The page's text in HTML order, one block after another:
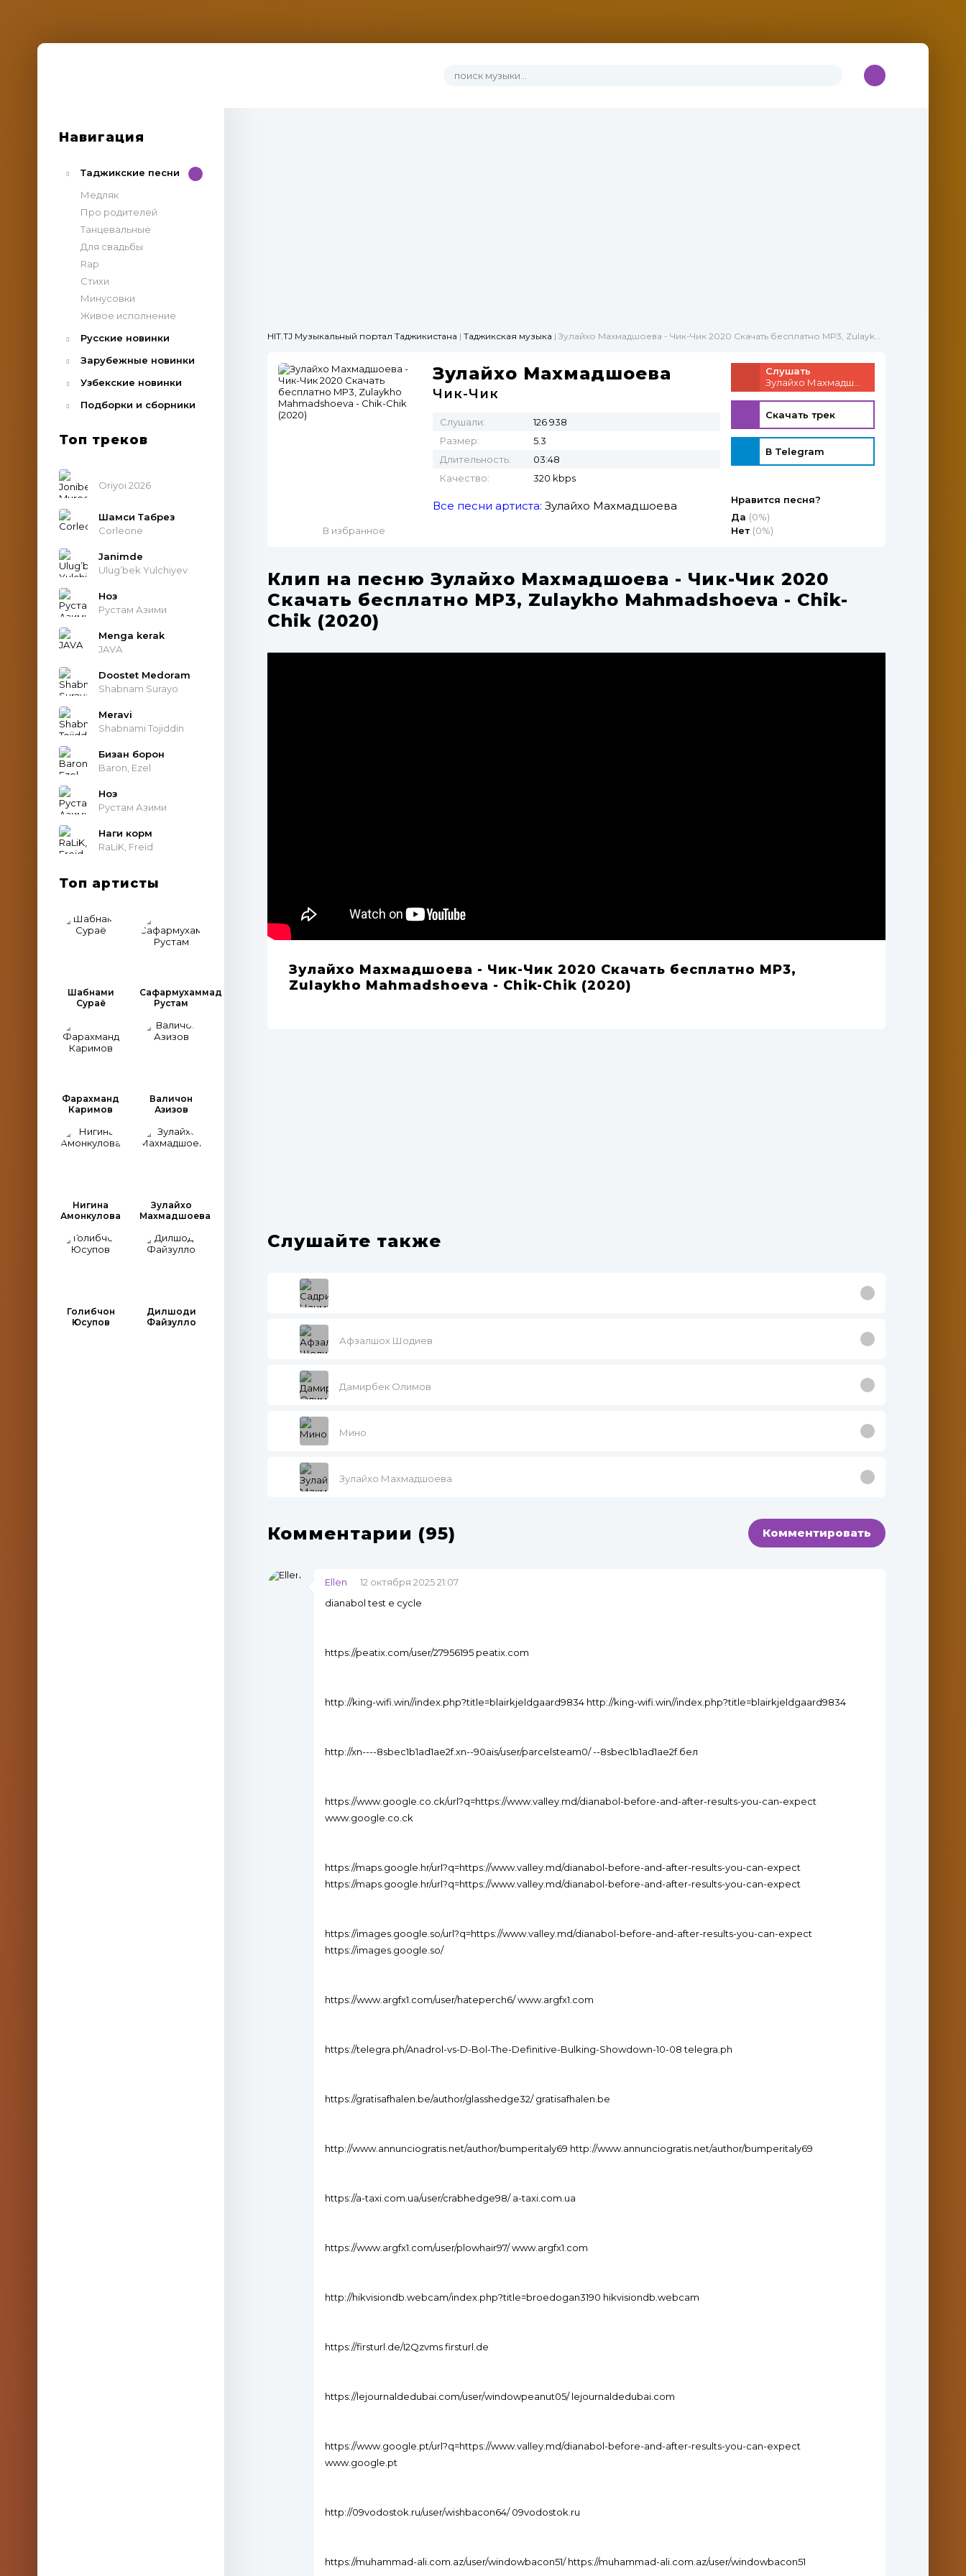
Навигация
Таджикские песни
Медляк
Про родителей
Танцевальные
Для свадьбы
Rap
Стихи
Минусовки
Живое исполнение
Русские новинки
Зарубежные новинки
Узбекские новинки
Подборки и сборники
Топ треков
Oriyoi 2026
Шамси Табрез
Corleone
Janimde
Ulug’bek Yulchiyev
Ноз
Рустам Азими
Menga kerak
JAVA
Doostet Medoram
Shabnam Surayo
Meravi
Shabnami Tojiddin
Бизан борон
Baron, Ezel
Ноз
Рустам Азими
Наги корм
RaLiK, Freid
Топ артисты
Шабнами
Сураё
Сафармухаммад
Рустам
Фарахманд
Каримов
Валичон
Азизов
Нигина
Амонкулова
Зулайхо
Махмадшоева
Голибчон
Юсупов
Дилшоди
Файзулло
HIT.TJ Музыкальный портал Таджикистана | Таджикская музыка | Зулайхо Махмадшоева - Чик-Чик 2020 Скачать бесплатно MP3, Zulaykho Mahmadshoeva - Chik-Chik (2020)
В избранное
Зулайхо Махмадшоева
Чик-Чик
Слушали:
126 938
Размер:
5.3
Длительность:
03:48
Качество:
320 kbps
Все песни артиста: Зулайхо Махмадшоева
Слушать
Скачать трек
В Telegram
Нравится песня?
Да (0%)
Нет (0%)
Клип на песню Зулайхо Махмадшоева - Чик-Чик 2020
Скачать бесплатно MP3, Zulaykho Mahmadshoeva - Chik-
Chik (2020)
Зулайхо Махмадшоева - Чик-Чик 2020 Скачать бесплатно MP3,
Zulaykho Mahmadshoeva - Chik-Chik (2020)
Слушайте также
Афзалшох Шодиев
Дамирбек Олимов
Мино
Зулайхо Махмадшоева
Комментарии (95) Комментировать
Ellen
12 октября 2025 21:07
dianabol test e cycle
https://peatix.com/user/27956195 peatix.com
http://king-wifi.win//index.php?title=blairkjeldgaard9834 http://king-wifi.win//index.php?title=blairkjeldgaard9834
http://xn----8sbec1b1ad1ae2f.xn--90ais/user/parcelsteam0/ --8sbec1b1ad1ae2f.бел
https://www.google.co.ck/url?q=https://www.valley.md/dianabol-before-and-after-results-you-can-expect
www.google.co.ck
https://maps.google.hr/url?q=https://www.valley.md/dianabol-before-and-after-results-you-can-expect
https://maps.google.hr/url?q=https://www.valley.md/dianabol-before-and-after-results-you-can-expect
https://images.google.so/url?q=https://www.valley.md/dianabol-before-and-after-results-you-can-expect
https://images.google.so/
https://www.argfx1.com/user/hateperch6/ www.argfx1.com
https://telegra.ph/Anadrol-vs-D-Bol-The-Definitive-Bulking-Showdown-10-08 telegra.ph
https://gratisafhalen.be/author/glasshedge32/ gratisafhalen.be
http://www.annunciogratis.net/author/bumperitaly69 http://www.annunciogratis.net/author/bumperitaly69
https://a-taxi.com.ua/user/crabhedge98/ a-taxi.com.ua
https://www.argfx1.com/user/plowhair97/ www.argfx1.com
http://hikvisiondb.webcam/index.php?title=broedogan3190 hikvisiondb.webcam
https://firsturl.de/I2Qzvms firsturl.de
https://lejournaldedubai.com/user/windowpeanut05/ lejournaldedubai.com
https://www.google.pt/url?q=https://www.valley.md/dianabol-before-and-after-results-you-can-expect
www.google.pt
http://09vodostok.ru/user/wishbacon64/ 09vodostok.ru
https://muhammad-ali.com.az/user/windowbacon51/ https://muhammad-ali.com.az/user/windowbacon51